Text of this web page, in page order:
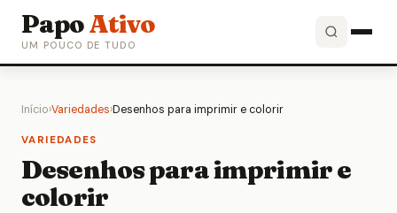
PapoAtivo
UM POUCO DE TUDO
Início›Variedades›Desenhos para imprimir e colorir
VARIEDADES
Desenhos para imprimir e
colorir